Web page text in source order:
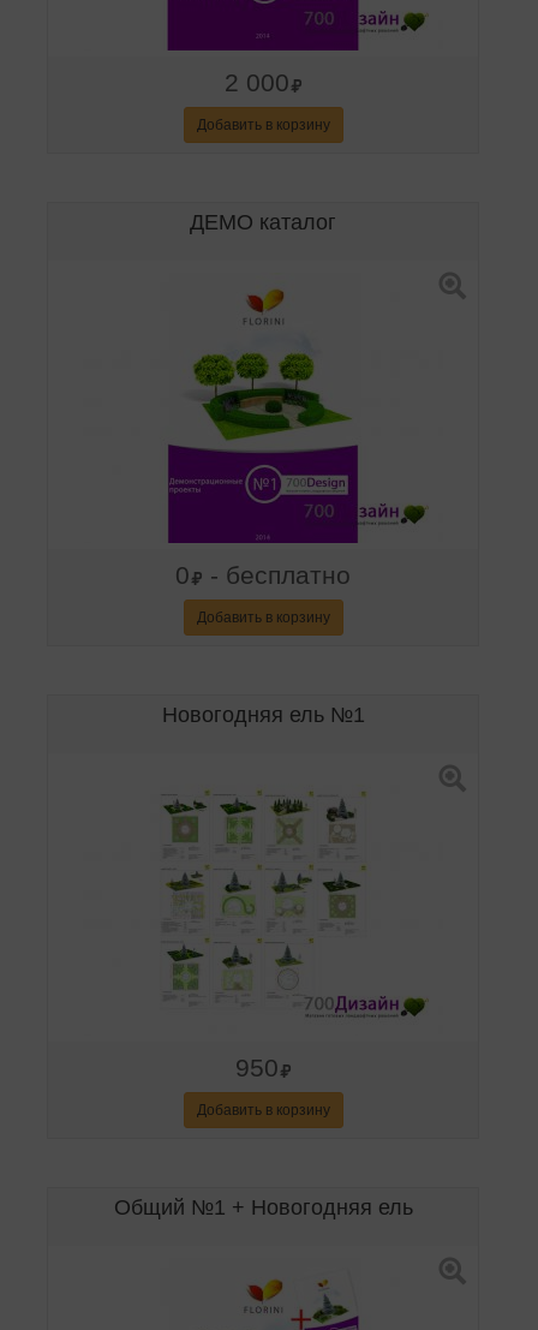
2 000
Добавить в корзину
ДЕМО каталог
0 - бесплатно
Добавить в корзину
Новогодняя ель №1
950
Добавить в корзину
Общий №1 + Новогодняя ель